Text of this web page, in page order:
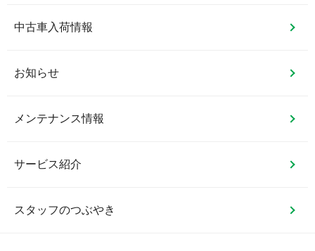
中古車入荷情報
お知らせ
メンテナンス情報
サービス紹介
スタッフのつぶやき